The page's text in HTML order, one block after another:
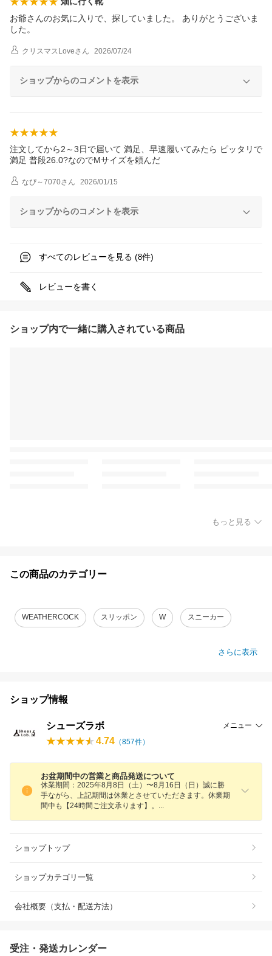
お爺さんのお気に入りで、探していました。 ありがとうございま
した。
クリスマスLoveさん 2026/07/24
ショップからのコメントを表示
注文してから2～3日で届いて 満足、早速履いてみたら ピッタリで
満足 普段26.0?なのでMサイズを頼んだ
なぴ～7070さん 2026/01/15
ショップからのコメントを表示
すべてのレビューを見る (8件)
レビューを書く
ショップ内で一緒に購入されている商品
もっと見る
この商品のカテゴリー
WEATHERCOCK スリッポン W スニーカー
さらに表示
ショップ情報
シューズラボ メニュー
4.74 （857件）
お盆期間中の営業と商品発送について
休業期間：2025年8月8日（土）〜8月16日（日）誠に勝
手ながら、上記期間は休業とさせていただきます。休業期
間中も【24時間ご注文承ります】
。
ショップトップ
ショップカテゴリ一覧
会社概要（支払・配送方法）
受注・発送カレンダー